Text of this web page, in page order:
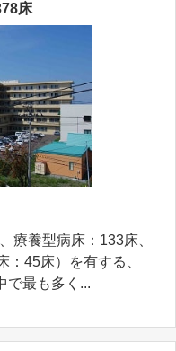
床
療養型病床：133床、
：45床）を有する、
で最も多く...